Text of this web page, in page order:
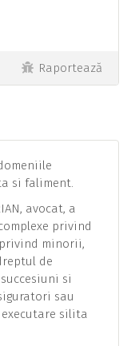
Raportează
si faliment.
avocat, a
privind
minorii,
de
si
sau
silita